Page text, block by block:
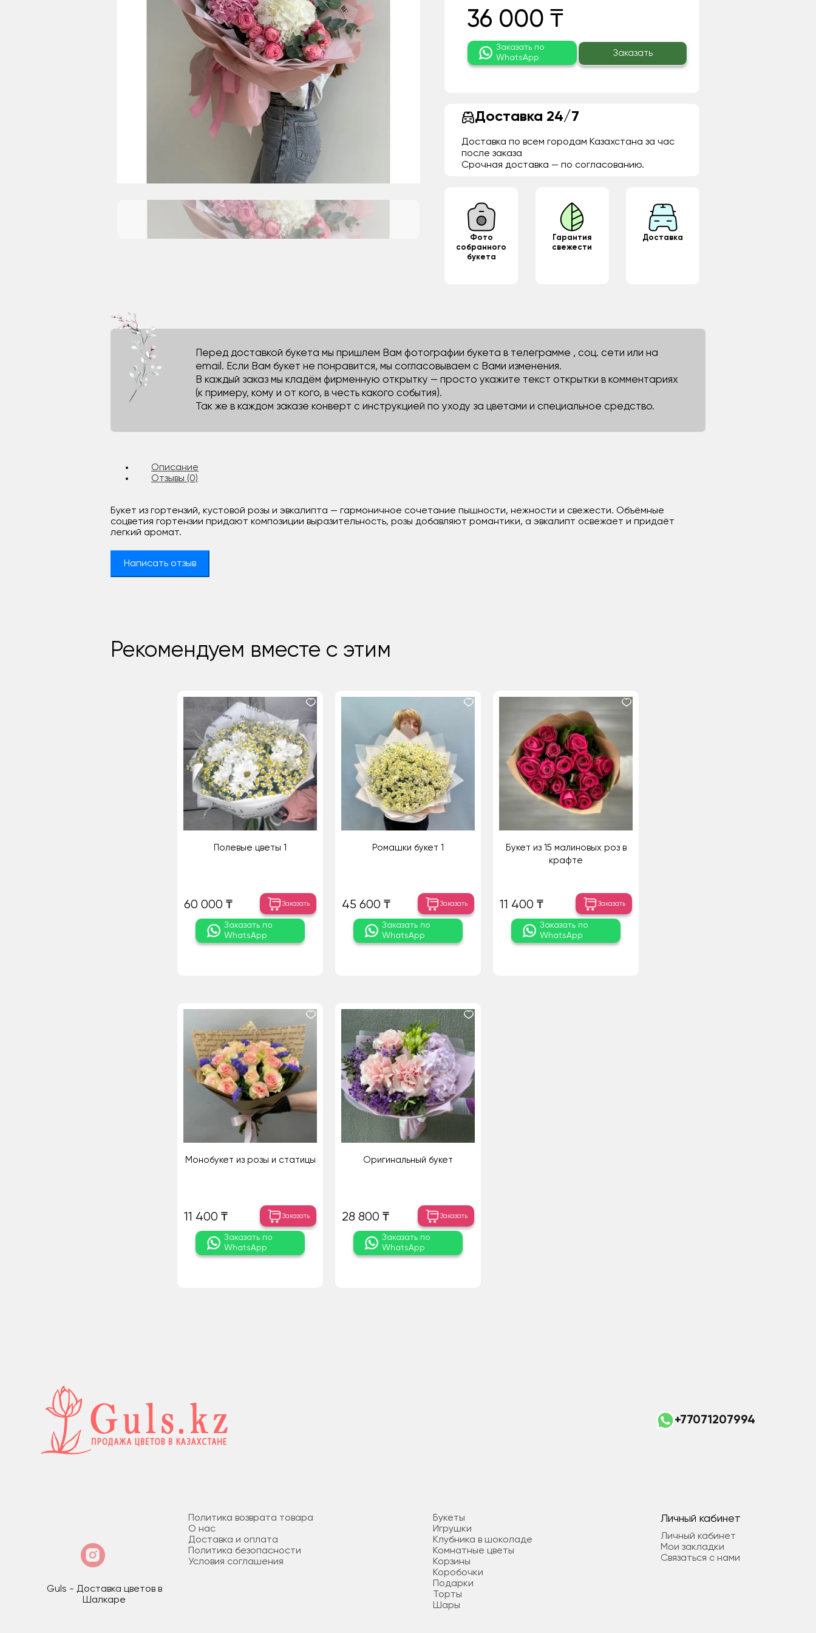
36 000 ₸
Заказать по
WhatsApp
Заказать
Доставка 24/7
Доставка по всем городам Казахстана за час
после заказа
Срочная доставка — по согласованию.
Фото
собранного
букета
Гарантия
свежести
Доставка
Перед доставкой букета мы пришлем Вам фотографии букета в телеграмме , соц. сети или на
email. Если Вам букет не понравится, мы согласовываем с Вами изменения.
В каждый заказ мы кладём фирменную открытку — просто укажите текст открытки в комментариях
(к примеру, кому и от кого, в честь какого события).
Так же в каждом заказе конверт с инструкцией по уходу за цветами и специальное средство.
Описание
Отзывы (0)
Букет из гортензий, кустовой розы и эвкалипта — гармоничное сочетание пышности, нежности и свежести. Объёмные
соцветия гортензии придают композиции выразительность, розы добавляют романтики, а эвкалипт освежает и придаёт
легкий аромат.
Написать отзыв
Рекомендуем вместе с этим
Полевые цветы 1
60 000 ₸ Заказать
Заказать по
WhatsApp
Ромашки букет 1
45 600 ₸ Заказать
Заказать по
WhatsApp
Букет из 15 малиновых роз в
крафте
11 400 ₸ Заказать
Заказать по
WhatsApp
Монобукет из розы и статицы
11 400 ₸ Заказать
Заказать по
WhatsApp
Оригинальный букет
28 800 ₸ Заказать
Заказать по
WhatsApp
+77071207994
Guls - Доставка цветов в
Шалкаре
Политика возврата товара
О нас
Доставка и оплата
Политика безопасности
Условия соглашения
Букеты
Игрушки
Клубника в шоколаде
Комнатные цветы
Корзины
Коробочки
Подарки
Торты
Шары
Личный кабинет
Личный кабинет
Мои закладки
Связаться с нами